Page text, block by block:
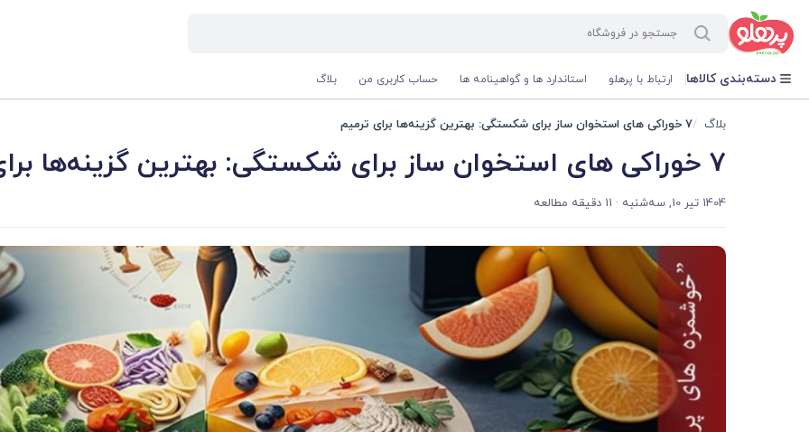
دسته‌بندی کالاها ارتباط با پرهلو استاندارد ها و گواهینامه ها حساب کاربری من بلاگ
بلاگ 7 خوراکی های استخوان ساز برای شکستگی: بهترین گزینه‌ها برای ترمیم
7 خوراکی های استخوان ساز برای شکستگی: بهترین گزینه‌ها برای ترمیم
1404 تیر 10, سه‌شنبه · 11 دقیقه مطالعه